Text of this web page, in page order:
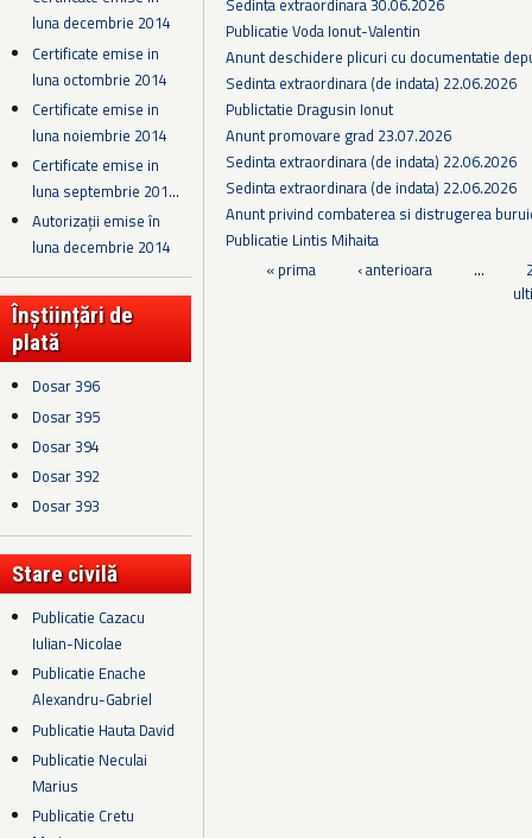
luna decembrie 2014
Certificate emise in
luna octombrie 2014
Certificate emise in
luna noiembrie 2014
Certificate emise in
luna septembrie 201...
Autorizații emise în
luna decembrie 2014
Înștiințări de
plată
Dosar 396
Dosar 395
Dosar 394
Dosar 392
Dosar 393
Stare civilă
Publicatie Cazacu
Iulian-Nicolae
Publicatie Enache
Alexandru-Gabriel
Publicatie Hauta David
Publicatie Neculai
Marius
Publicatie Cretu
Publicatie Voda Ionut-Valentin
Anunt deschidere plicuri cu documentatie
Sedinta extraordinara (de indata) 22.06.2026
Publictatie Dragusin Ionut
Anunt promovare grad 23.07.2026
Sedinta extraordinara (de indata) 22.06.2026
Sedinta extraordinara (de indata) 22.06.2026
Anunt privind combaterea si distrugerea
Publicatie Lintis Mihaita
Pagini
« prima ‹ anterioara …